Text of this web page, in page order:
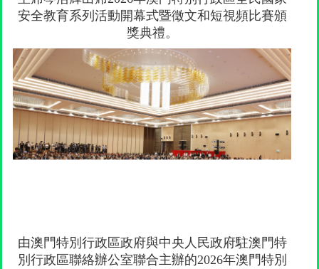
安全教育系列活動開幕式暨徵文和短視頻比賽頒
獎典禮。
由澳門特別行政區政府與中央人民政府駐澳門特
別行政區聯絡辦公室聯合主辦的2026年澳門特別